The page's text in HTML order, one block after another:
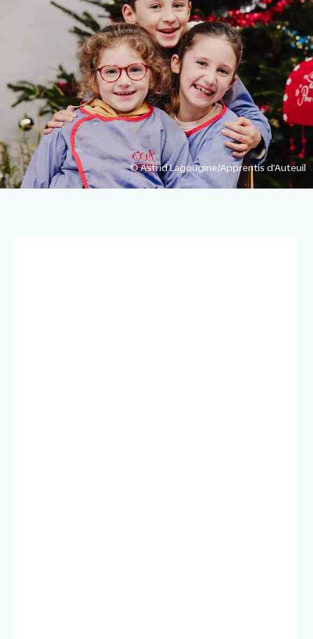
© Astrid Lagougine/Apprentis d’Auteuil